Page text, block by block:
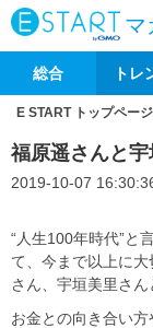
マ
総合 トレ
E START トップページ
福原遥さんと
2019-10-07
“人生100年時代”と
て、今まで以上に
さん、宇垣美里さん
お金との向き合い